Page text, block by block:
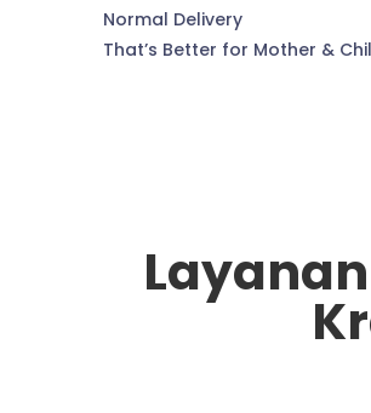
Normal Delivery
That’s Better for Mother &